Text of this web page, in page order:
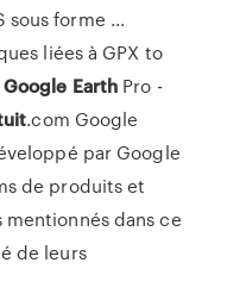
sous forme ...
liées à GPX to
Google Earth Pro -
.com Google
par Google
de produits et
dans ce
de leurs